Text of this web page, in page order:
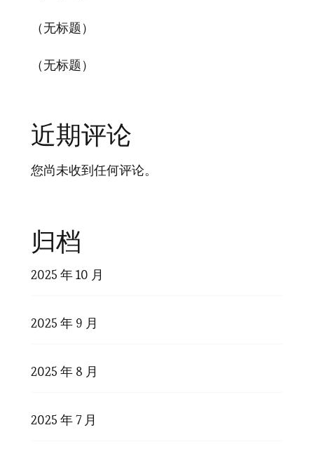
（无标题）
（无标题）
近期评论
您尚未收到任何评论。
归档
2025 年 10 月
2025 年 9 月
2025 年 8 月
2025 年 7 月